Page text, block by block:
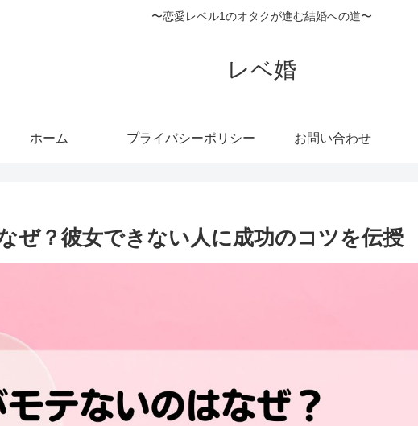
〜恋愛レベル1のオタクが進む結婚への道〜
レベ婚
ホーム プライバシーポリシー お問い合わせ
ぜ？彼女できない人に成功のコツを伝授